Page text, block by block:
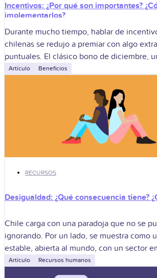
Incentivos: ¿Por qué son importantes?
implementarlos?
Durante mucho tiempo, hablar de
chilenas se redujo a premiar con algo
puntuales. El clásico bono de diciembre,
cumplimiento
Artículo Beneficios
RECURSOS
Desigualdad: ¿Qué consecuencia tiene?
Chile carga con una paradoja que no se
ignorando. Por un lado, se muestra como
estable, abierta al mundo, con un sector
moderno. Por otro,
Artículo Recursos humanos